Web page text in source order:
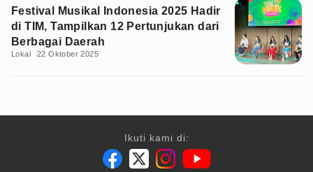
Festival Musikal Indonesia 2025 Hadir
di TIM, Tampilkan 12 Pertunjukan dari
Berbagai Daerah
Lokal 22 Oktober 2025
Ikuti kami di: